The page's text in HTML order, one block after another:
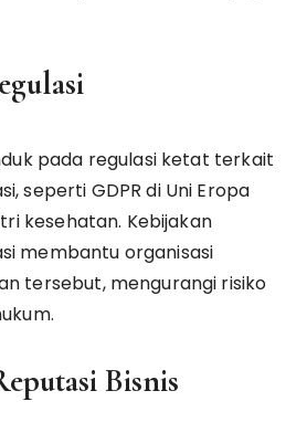
pada regulasi ketat terkait
seperti GDPR di Uni Eropa
kesehatan. Kebijakan
membantu organisasi
tersebut, mengurangi risiko
Bisnis